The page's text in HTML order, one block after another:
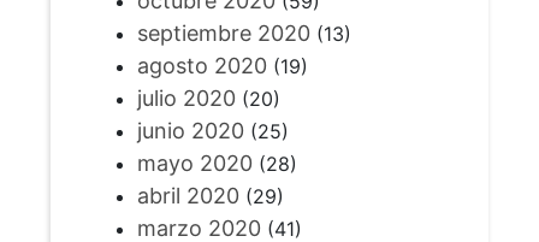
septiembre 2020(13)
agosto 2020(19)
julio 2020(20)
junio 2020(25)
mayo 2020(28)
abril 2020(29)
marzo 2020(41)